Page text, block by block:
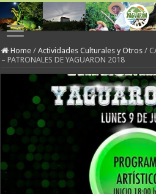
Home / Actividades Culturales y Otros /
– PATRONALES DE YAGUARON 2018